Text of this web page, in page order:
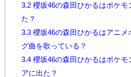
3.2櫻坂46の森田ひかるはポケモ
た？
3.3櫻坂46の森田ひかるはアニメ
グ曲を歌っている？
3.4櫻坂46の森田ひかるはポケモ
アに出た？